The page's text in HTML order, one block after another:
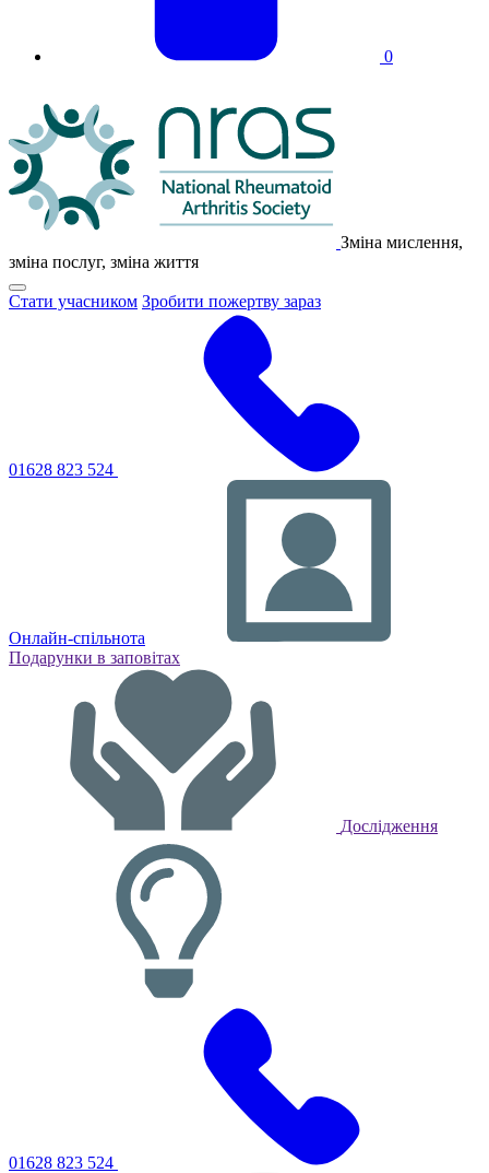
0
Зміна мислення,
зміна послуг, зміна життя
Натисніть,
щоб
Стати учасником Зробити пожертву зараз
01628 823 524
Онлайн-спільнота
Подарунки в заповітах
Дослідження
01628 823 524